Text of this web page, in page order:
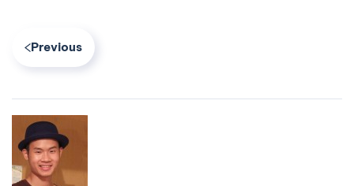
Previous